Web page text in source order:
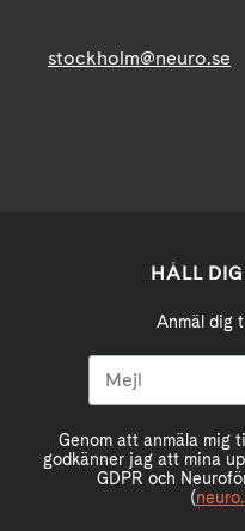
stockholm@neuro.se
HÅLL
Anmäl dig
Genom att anmäla mig
godkänner jag att mina
GDPR och
(